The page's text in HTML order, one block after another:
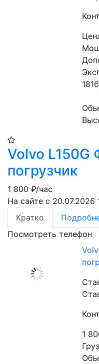
Volvo L150G
погрузчик
1 800 ₽/час
На сайте с 20.07.2026
Кратко
Посмотреть телефон
1